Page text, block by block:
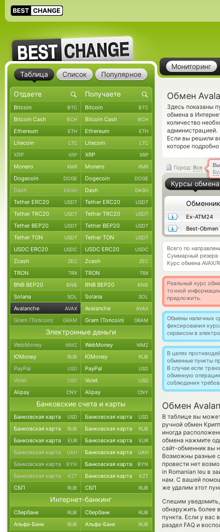
Мониторинг
Обмен
Здесь показаны
обмена в
количество
администрацией.
Если вы решили
которое
Город: Все
Курсы обмена
Обменник
Ex-ATM24
Best-Obmen
Всего по
Суммарный резерв
Курс обмена AVAX/
Реальный курс
точной
предложить.
Обмены наличных
фиксирования
сервисом в
В целях
обменные пункты
В случае если
обменную
соблюдения
Обмен
В таблице вы
ручной обмен
иногда
обмена нажмите
сайт-обменник вы
Возможны разные
провести нет
in Romanian leu в
нам. С вашей
же удалим этот
Спешим
обнаружить более
пункта. Если у вас
раздел FAQ и
Таблица Список Популярное
Bitcoin BTC Bitcoin BTC
Bitcoin Cash BCH Bitcoin Cash BCH
Ethereum ETH Ethereum ETH
Litecoin LTC Litecoin LTC
XRP XRP XRP XRP
Monero XMR Monero XMR
Dogecoin DOGE Dogecoin DOGE
Dash DASH Dash DASH
Tether ERC20 USDT Tether ERC20 USDT
Tether TRC20 USDT Tether TRC20 USDT
Tether BEP20 USDT Tether BEP20 USDT
Tether TON USDT Tether TON USDT
USDC ERC20 USDC USDC ERC20 USDC
Zcash ZEC Zcash ZEC
TRON TRX TRON TRX
BNB BEP20 BNB BNB BEP20 BNB
Solana SOL Solana SOL
Avalanche AVAX Avalanche AVAX
Gram (Toncoin) GRAM Gram (Toncoin) GRAM
Электронные деньги
WebMoney WMZ WebMoney WMZ
ЮMoney RUB ЮMoney RUB
PayPal USD PayPal USD
Volet USD Volet USD
Alipay CNY Alipay CNY
Банковские счета и карты
Банковская карта USD Банковская карта USD
Банковская карта RUB Банковская карта RUB
Банковская карта EUR Банковская карта EUR
Банковская карта UAH Банковская карта UAH
Банковская карта BYN Банковская карта BYN
Банковская карта KZT Банковская карта KZT
СБП RUB СБП RUB
Интернет-банкинг
Сбербанк RUB Сбербанк RUB
Альфа-Банк RUB Альфа-Банк RUB